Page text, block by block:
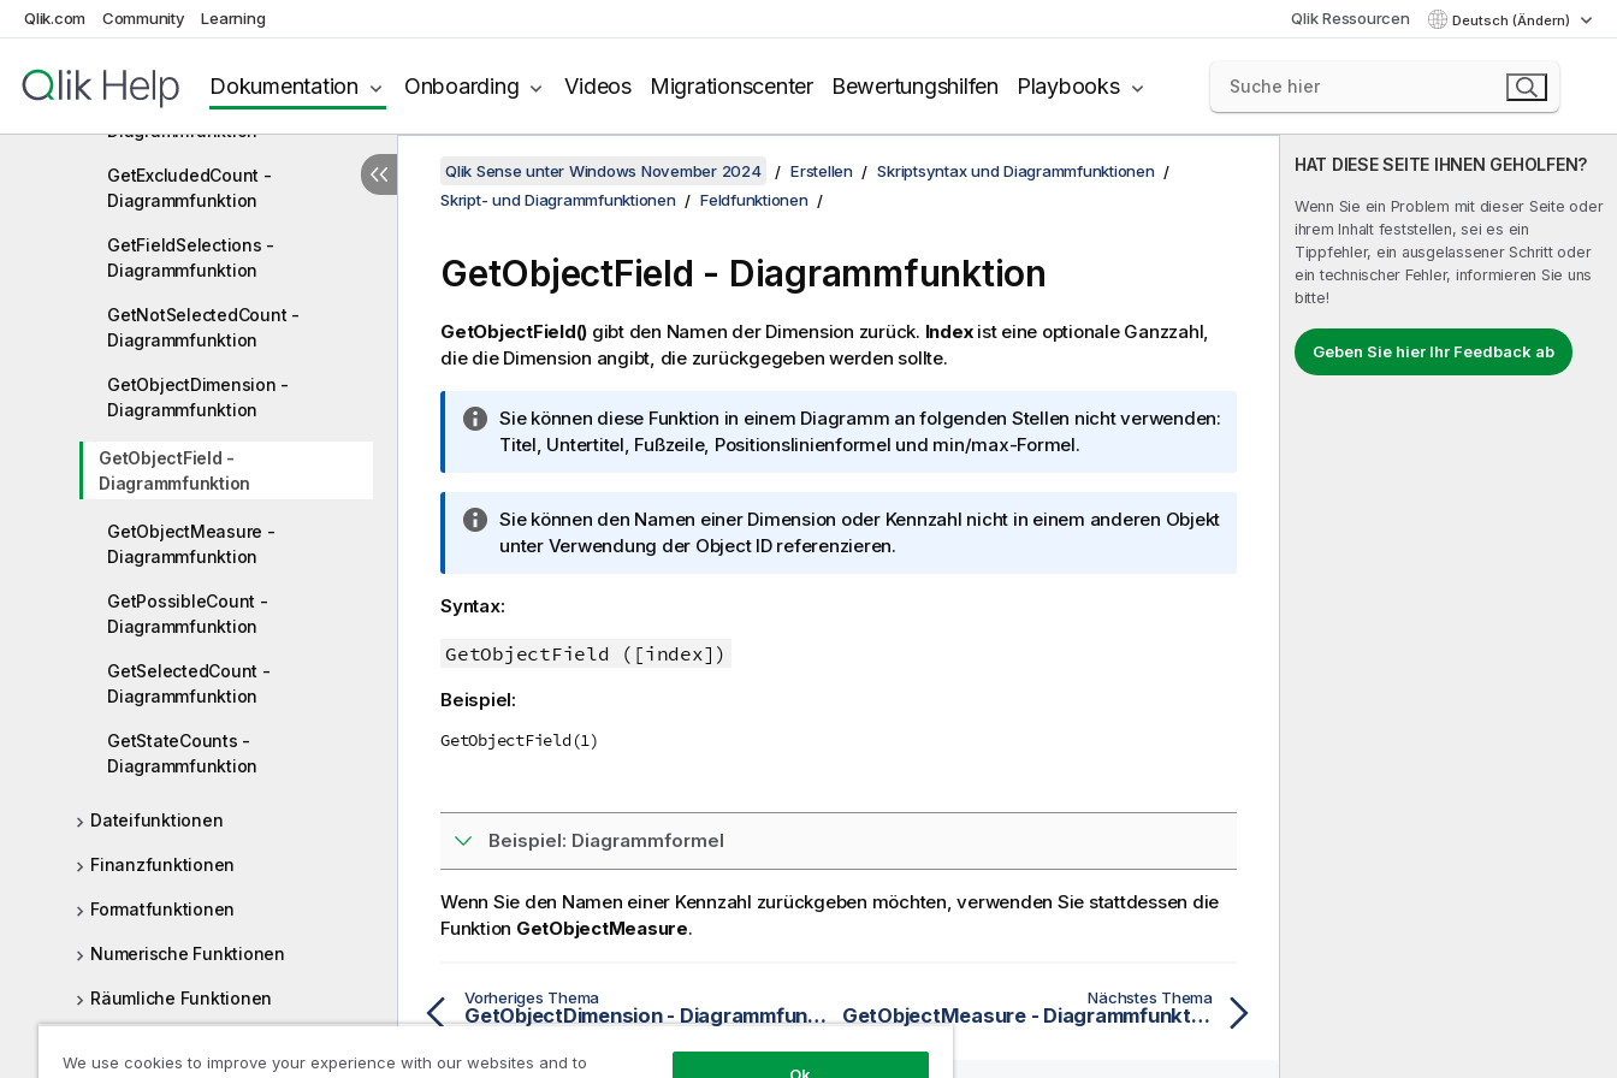
Qlik.com Community Learning Qlik Ressourcen Deutsch (Ändern)
Dokumentation Onboarding Videos Migrationscenter Bewertungshilfen Playbooks
GetAlternativeCount -
GetCurrentSelections -
Diagrammfunktion
GetExcludedCount -
Diagrammfunktion
GetFieldSelections -
Diagrammfunktion
GetNotSelectedCount -
Diagrammfunktion
GetObjectDimension -
Diagrammfunktion
GetObjectField -
Diagrammfunktion
GetObjectMeasure -
Diagrammfunktion
GetPossibleCount -
Diagrammfunktion
GetSelectedCount -
Diagrammfunktion
GetStateCounts -
Diagrammfunktion
Dateifunktionen
Finanzfunktionen
Formatfunktionen
Numerische Funktionen
Räumliche Funktionen
HAT DIESE SEITE IHNEN GEHOLFEN?
Wenn Sie ein Problem mit dieser Seite oder
ihrem Inhalt feststellen, sei es ein
Tippfehler, ein ausgelassener Schritt oder
ein technischer Fehler, informieren Sie uns
bitte!
Geben Sie hier Ihr Feedback ab
Qlik Sense unter Windows November 2024 Erstellen
Skriptsyntax und Diagrammfunktionen
Skript- und Diagrammfunktionen
Feldfunktionen
GetObjectField - Diagrammfunktion
GetObjectField() gibt den Namen der Dimension zurück. Indexist eine optionale Ganzzahl,
die die Dimension angibt, die zurückgegeben werden sollte.
I
n
r
m
t
o
s
h
w
e
i
s
Sie können diese Funktion in einem Diagramm an folgenden Stellen nicht verwenden:
Titel, Untertitel, Fußzeile, Positionslinienformel und min/max-Formel.
I
n
o
m
t
s
h
i
n
w
e
s
Sie können den Namen einer Dimension oder Kennzahl nicht in einem anderen Objekt
unter Verwendung der Object IDreferenzieren.
Syntax:
GetObjectField ([index])
Beispiel:
GetObjectField(1)
Beispiel: Diagrammformel
Wenn Sie den Namen einer Kennzahl zurückgeben möchten, verwenden Sie stattdessen die
Funktion GetObjectMeasure.
Vorheriges Thema
GetObjectDimension - Diagrammfunktion
Nächstes Thema
GetObjectMeasure - Diagrammfunktion
We use cookies to improve your experience with our websites and to